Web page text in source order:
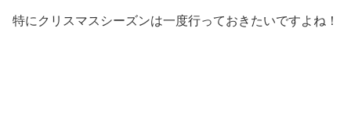
特にクリスマスシーズンは一度行っておきたいですよね！